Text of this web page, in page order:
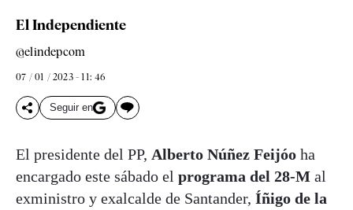
El Independiente
@elindepcom
07 / 01 / 2023 - 11: 46
Seguir en
El presidente del PP, Alberto Núñez Feijóo ha
encargado este sábado el programa del 28-M al
exministro y exalcalde de Santander, Íñigo de la